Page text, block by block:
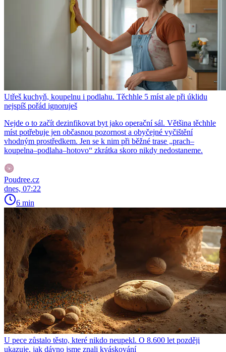
Utřeš kuchyň, koupelnu i podlahu. Těchhle 5 míst ale při úklidu
nejspíš pořád ignoruješ
Nejde o to začít dezinfikovat byt jako operační sál. Většina těchhle
míst potřebuje jen občasnou pozornost a obyčejné vyčištění
vhodným prostředkem. Jen se k nim při běžné trase „prach–
koupelna–podlaha–hotovo“ zkrátka skoro nikdy nedostaneme.
Poudree.cz
dnes, 07:22
6 min
U pece zůstalo těsto, které nikdo neupekl. O 8.600 let později
ukazuje, jak dávno jsme znali kváskování